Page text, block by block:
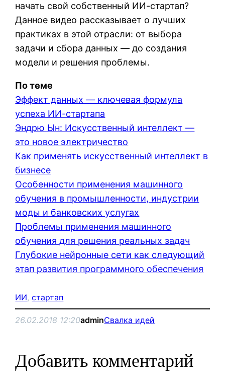
начать свой собственный ИИ-стартап?
Данное видео рассказывает о лучших
практиках в этой отрасли: от выбора
задачи и сбора данных — до создания
модели и решения проблемы.
По теме
Эффект данных — ключевая формула
успеха ИИ-стартапа
Эндрю Ын: Искусственный интеллект —
это новое электричество
Как применять искусственный интеллект в
бизнесе
Особенности применения машинного
обучения в промышленности, индустрии
моды и банковских услугах
Проблемы применения машинного
обучения для решения реальных задач
Глубокие нейронные сети как следующий
этап развития программного обеспечения
ИИ, стартап
26.02.2018 12:20adminСвалка идей
Добавить комментарий